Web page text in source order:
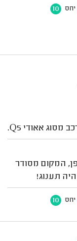
יחס 10
המקום מסודר
תענוג!
יחס 10